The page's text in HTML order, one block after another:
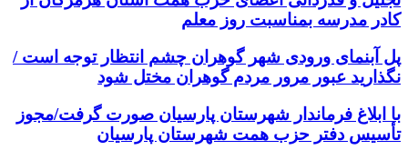
کادر مدرسه بمناسبت روز معلم
پل آبنمای ورودی شهر گوهران چشم انتظار توجه است /
نگذارید عبور مرور مردم گوهران مختل شود
با ابلاغ فرماندار شهرستان پارسیان صورت گرفت/مجوز
تأسیس دفتر حزب همت شهرستان پارسیان